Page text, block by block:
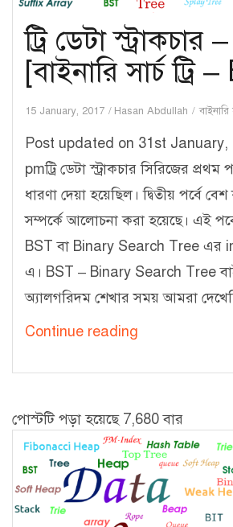
ট্রি ডেটা স্ট্রাকচার
[বাইনারি সার্চ ট্রি
15 January, 2017 Hasan Abdullah বাইনারি
Post updated on 31st January,
pmট্রি ডেটা স্ট্রাকচার সিরিজের প্রথম
ধারণা দেয়া হয়েছিল। দ্বিতীয় পর্বে
সম্পর্কে আলোচনা করা হয়েছে। এই
BST বা Binary Search Tree এর
এ। BST – Binary Search Tree
অ্যালগরিদম শেখার সময় আমরা
Continue reading
৩
[বাইনারি
সার্চ
ট্রি
পোস্টটি পড়া হয়েছে 7,680 বার